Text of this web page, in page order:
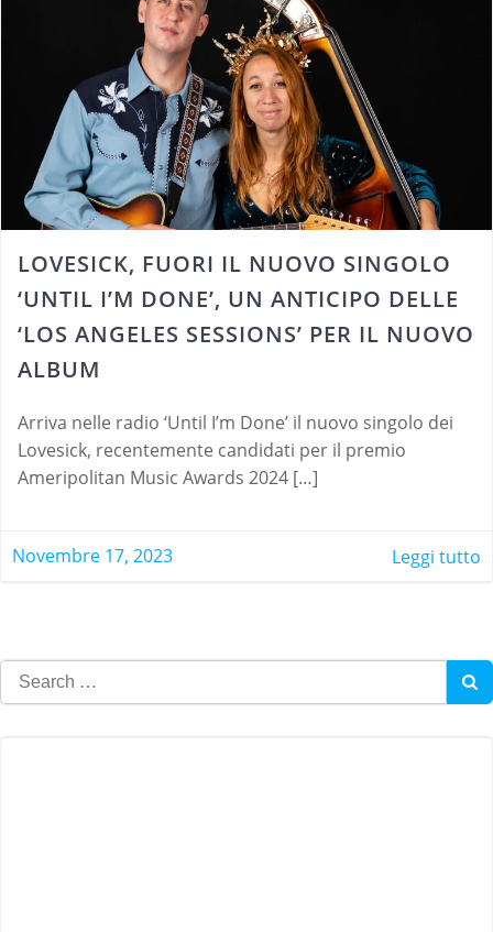
LOVESICK, FUORI IL NUOVO SINGOLO
‘UNTIL I’M DONE’, UN ANTICIPO DELLE
‘LOS ANGELES SESSIONS’ PER IL NUOVO
ALBUM
Arriva nelle radio ‘Until I’m Done’ il nuovo singolo dei
Lovesick, recentemente candidati per il premio
Ameripolitan Music Awards 2024 […]
Novembre 17, 2023 Leggi tutto
Search
for: